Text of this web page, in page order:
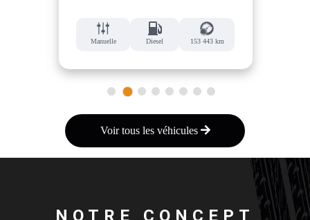
Manuelle Diesel 153 443 km
1 2 3 4 5 6 7 8
Voir tous les véhicules
NOTRE CONCEPT